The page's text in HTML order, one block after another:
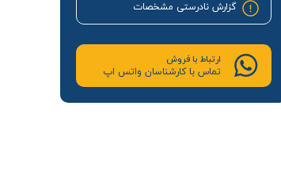
گزارش نادرستی مشخصات
ارتباط با فروش
تماس با کارشناسان واتس اپ